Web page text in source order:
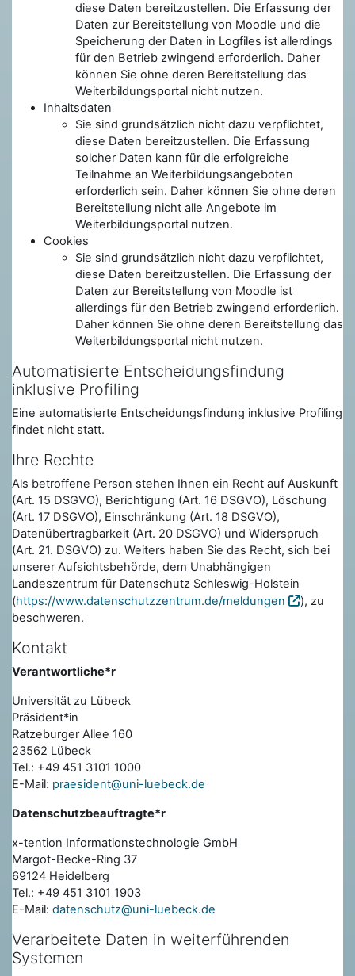
diese Daten bereitzustellen. Die Erfassung der
Daten zur Bereitstellung von Moodle und die
Speicherung der Daten in Logfiles ist allerdings
für den Betrieb zwingend erforderlich. Daher
können Sie ohne deren Bereitstellung das
Weiterbildungsportal nicht nutzen.
Inhaltsdaten
Sie sind grundsätzlich nicht dazu verpflichtet,
diese Daten bereitzustellen. Die Erfassung
solcher Daten kann für die erfolgreiche
Teilnahme an Weiterbildungsangeboten
erforderlich sein. Daher können Sie ohne deren
Bereitstellung nicht alle Angebote im
Weiterbildungsportal nutzen.
Cookies
Sie sind grundsätzlich nicht dazu verpflichtet,
diese Daten bereitzustellen. Die Erfassung der
Daten zur Bereitstellung von Moodle ist
allerdings für den Betrieb zwingend erforderlich.
Daher können Sie ohne deren Bereitstellung das
Weiterbildungsportal nicht nutzen.
Automatisierte Entscheidungsfindung
inklusive Profiling
Eine automatisierte Entscheidungsfindung inklusive Profiling
findet nicht statt.
Ihre Rechte
Als betroffene Person stehen Ihnen ein Recht auf Auskunft
(Art. 15 DSGVO), Berichtigung (Art. 16 DSGVO), Löschung
(Art. 17 DSGVO), Einschränkung (Art. 18 DSGVO),
Datenübertragbarkeit (Art. 20 DSGVO) und Widerspruch
(Art. 21. DSGVO) zu. Weiters haben Sie das Recht, sich bei
unserer Aufsichtsbehörde, dem Unabhängigen
Landeszentrum für Datenschutz Schleswig-Holstein
(https://www.datenschutzzentrum.de/meldungen
), zu
beschweren.
Kontakt
Verantwortliche*r
Universität zu Lübeck
Präsident*in
Ratzeburger Allee 160
23562 Lübeck
Tel.: +49 451 3101 1000
E-Mail: praesident@uni-luebeck.de
Datenschutzbeauftragte*r
x-tention Informationstechnologie GmbH
Margot-Becke-Ring 37
69124 Heidelberg
Tel.: +49 451 3101 1903
E-Mail: datenschutz@uni-luebeck.de
Verarbeitete Daten in weiterführenden
Systemen